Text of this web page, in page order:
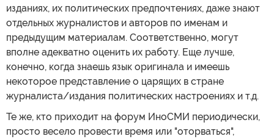
изданиях, их политических предпочтениях, даже знают
отдельных журналистов и авторов по именам и
предыдущим материалам. Соответственно, могут
вполне адекватно оценить их работу. Еще лучше,
конечно, когда знаешь язык оригинала и имеешь
некоторое представление о царящих в стране
журналиста/издания политических настроениях и т.д.
Те же, кто приходит на форум ИноСМИ периодически,
просто весело провести время или "оторваться",